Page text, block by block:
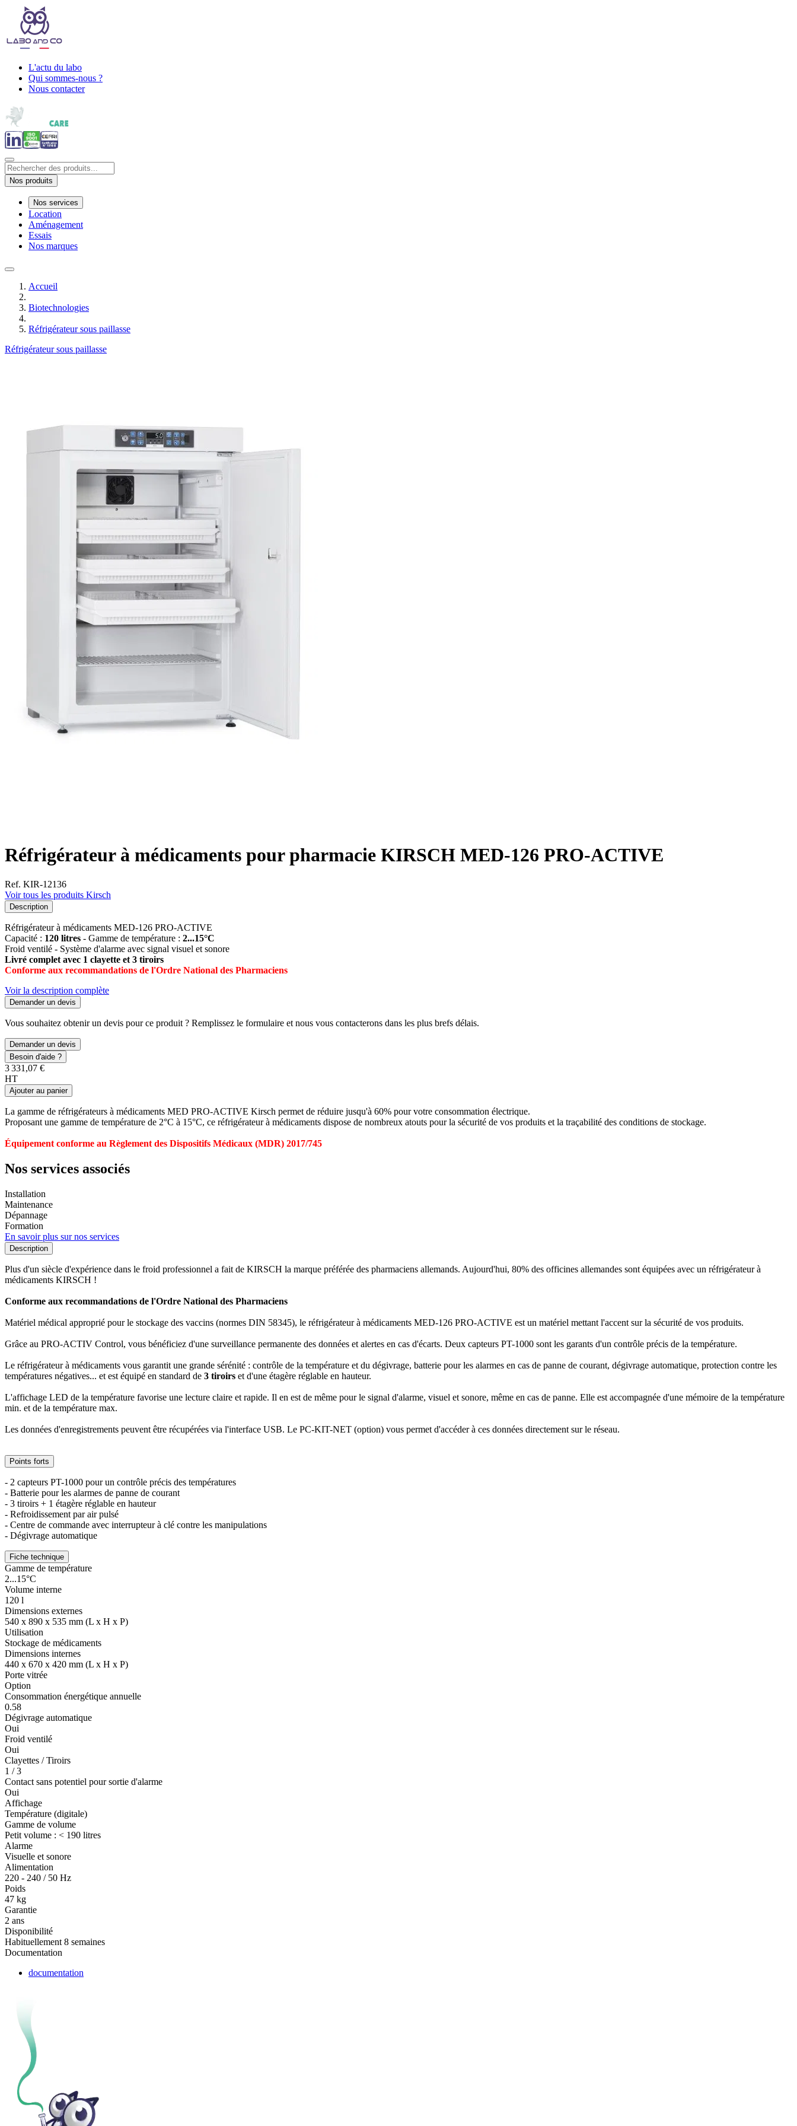
L'actu du labo
Qui sommes-nous ?
Nous contacter
Nos produits
Nos services
Location
Aménagement
Essais
Nos marques
Accueil
Biotechnologies
Réfrigérateur sous paillasse
Réfrigérateur sous paillasse
Réfrigérateur à médicaments pour pharmacie KIRSCH MED-126 PRO-ACTIVE
Ref. KIR-12136
Voir tous les produits Kirsch
Description
Réfrigérateur à médicaments MED-126 PRO-ACTIVE
Capacité : 120 litres - Gamme de température : 2...15°C
Froid ventilé - Système d'alarme avec signal visuel et sonore
Livré complet avec 1 clayette et 3 tiroirs
Conforme aux recommandations de l'Ordre National des Pharmaciens
Voir la description complète
Demander un devis
Vous souhaitez obtenir un devis pour ce produit ? Remplissez le formulaire et nous vous contacterons dans les plus brefs délais.
Demander un devis
Besoin d'aide ?
3 331,07 €
HT
Ajouter au panier
La gamme de réfrigérateurs à médicaments MED PRO-ACTIVE Kirsch permet de réduire jusqu'à 60% pour votre consommation électrique.
Proposant une gamme de température de 2°C à 15°C, ce réfrigérateur à médicaments dispose de nombreux atouts pour la sécurité de vos produits et la traçabilité des conditions de stockage.
Équipement conforme au Règlement des Dispositifs Médicaux (MDR) 2017/745
Nos services associés
Installation
Maintenance
Dépannage
Formation
En savoir plus sur nos services
Description
Plus d'un siècle d'expérience dans le froid professionnel a fait de KIRSCH la marque préférée des pharmaciens allemands. Aujourd'hui, 80% des officines allemandes sont équipées avec un réfrigérateur à
médicaments KIRSCH !
Conforme aux recommandations de l'Ordre National des Pharmaciens
Matériel médical approprié pour le stockage des vaccins (normes DIN 58345), le réfrigérateur à médicaments MED-126 PRO-ACTIVE est un matériel mettant l'accent sur la sécurité de vos produits.
Grâce au PRO-ACTIV Control, vous bénéficiez d'une surveillance permanente des données et alertes en cas d'écarts. Deux capteurs PT-1000 sont les garants d'un contrôle précis de la température.
Le réfrigérateur à médicaments vous garantit une grande sérénité : contrôle de la température et du dégivrage, batterie pour les alarmes en cas de panne de courant, dégivrage automatique, protection contre les
températures négatives... et est équipé en standard de 3 tiroirs et d'une étagère réglable en hauteur.
L'affichage LED de la température favorise une lecture claire et rapide. Il en est de même pour le signal d'alarme, visuel et sonore, même en cas de panne. Elle est accompagnée d'une mémoire de la température
min. et de la température max.
Les données d'enregistrements peuvent être récupérées via l'interface USB. Le PC-KIT-NET (option) vous permet d'accéder à ces données directement sur le réseau.
Points forts
- 2 capteurs PT-1000 pour un contrôle précis des températures
- Batterie pour les alarmes de panne de courant
- 3 tiroirs + 1 étagère réglable en hauteur
- Refroidissement par air pulsé
- Centre de commande avec interrupteur à clé contre les manipulations
- Dégivrage automatique
Fiche technique
Gamme de température
2...15°C
Volume interne
120 l
Dimensions externes
540 x 890 x 535 mm (L x H x P)
Utilisation
Stockage de médicaments
Dimensions internes
440 x 670 x 420 mm (L x H x P)
Porte vitrée
Option
Consommation énergétique annuelle
0.58
Dégivrage automatique
Oui
Froid ventilé
Oui
Clayettes / Tiroirs
1 / 3
Contact sans potentiel pour sortie d'alarme
Oui
Affichage
Température (digitale)
Gamme de volume
Petit volume : < 190 litres
Alarme
Visuelle et sonore
Alimentation
220 - 240 / 50 Hz
Poids
47 kg
Garantie
2 ans
Disponibilité
Habituellement 8 semaines
Documentation
documentation